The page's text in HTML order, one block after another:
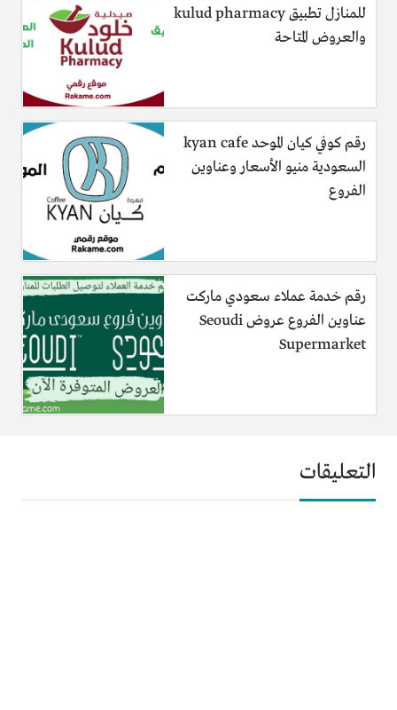
للمنازل تطبيق kulud pharmacy
والعروض المتاحة
رقم كوفي كيان الموحد kyan cafe
السعودية منيو الأسعار وعناوين
الفروع
رقم خدمة عملاء سعودي ماركت
عناوين الفروع عروض Seoudi
Supermarket
التعليقات